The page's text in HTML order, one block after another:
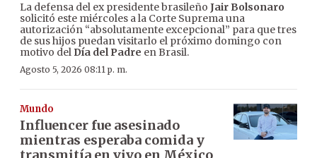
La defensa del ex presidente brasileño Jair Bolsonaro
solicitó este miércoles a la Corte Suprema una
autorización “absolutamente excepcional” para que tres
de sus hijos puedan visitarlo el próximo domingo con
motivo del Día del Padre en Brasil.
Agosto 5, 2026 08:11 p. m.
Mundo
Influencer fue asesinado
mientras esperaba comida y